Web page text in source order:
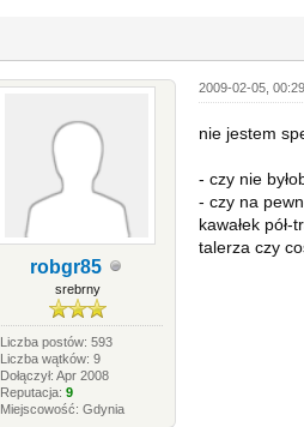
robgr85
srebrny
Liczba postów: 593
Liczba wątków: 9
Dołączył: Apr 2008
Reputacja:9
Miejscowość: Gdynia
2009-02-05,
nie jestem
- czy nie
- czy na
kawałek
talerza czy